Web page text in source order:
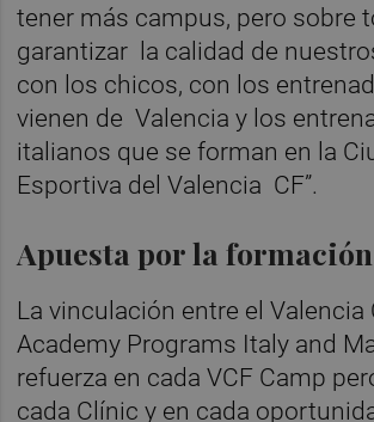
tener más campus, pero sobre
garantizar la calidad de
con los chicos, con los
vienen de Valencia y los
italianos que se forman en la
Esportiva del Valencia CF”.
Apuesta por la formación
La vinculación entre el Valencia
Academy Programs Italy and
refuerza en cada VCF Camp
cada Clínic y en cada